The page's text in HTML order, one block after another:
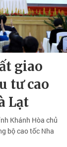
giao
tư cao
Lạt
Khánh Hòa chủ
bộ cao tốc Nha